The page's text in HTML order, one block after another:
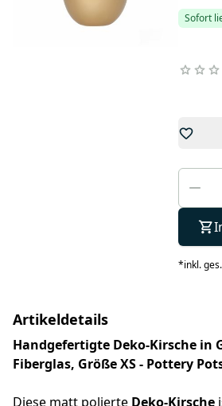
Sofort
*inkl.
Artikeldetails
Handgefertigte Deko-Kirsche in
Fiberglas, Größe XS - Pottery
Diese matt polierte Deko-Kirsche